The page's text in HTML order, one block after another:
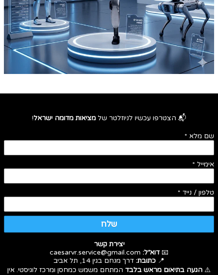
📬 הצטרפו עכשיו לניוזלטר של מציאות מדומה ישראל!
שם מלא *
אימייל *
טלפון / נייד *
שלח
יצירת קשר
📧דוא״ל:
📍 כתובת: דרך מנחם בגין 14, תל אביב
⚠️ הגעה בתיאום מראש בלבד המתחם משמש כמחסן ומרכז לוגיסטי. אין